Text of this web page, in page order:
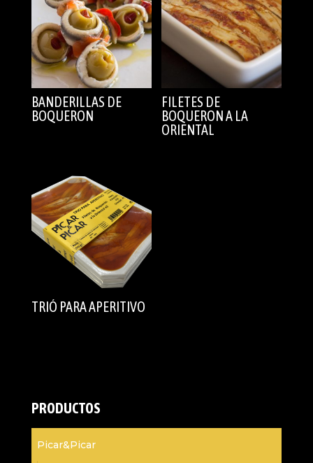
BANDERILLAS DE
BOQUERON
FILETES DE
BOQUERON A LA
ORIENTAL
TRIÓ PARA APERITIVO
PRODUCTOS
Picar&Picar